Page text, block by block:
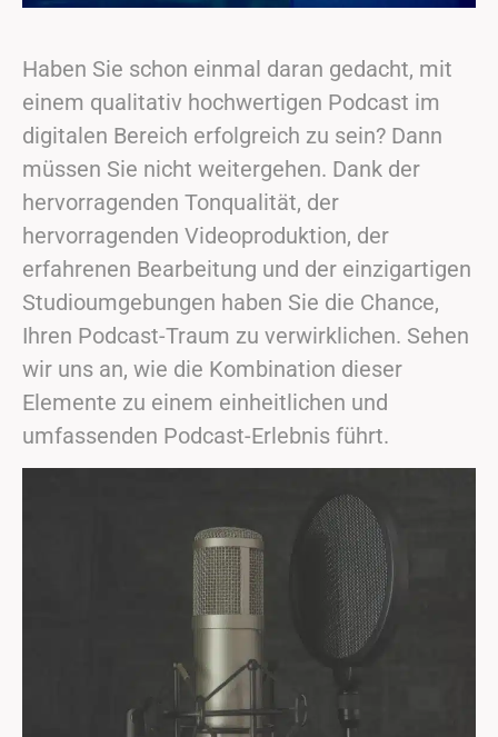
Haben Sie schon einmal daran gedacht, mit
einem qualitativ hochwertigen Podcast im
digitalen Bereich erfolgreich zu sein? Dann
müssen Sie nicht weitergehen. Dank der
hervorragenden Tonqualität, der
hervorragenden Videoproduktion, der
erfahrenen Bearbeitung und der einzigartigen
Studioumgebungen haben Sie die Chance,
Ihren Podcast-Traum zu verwirklichen. Sehen
wir uns an, wie die Kombination dieser
Elemente zu einem einheitlichen und
umfassenden Podcast-Erlebnis führt.